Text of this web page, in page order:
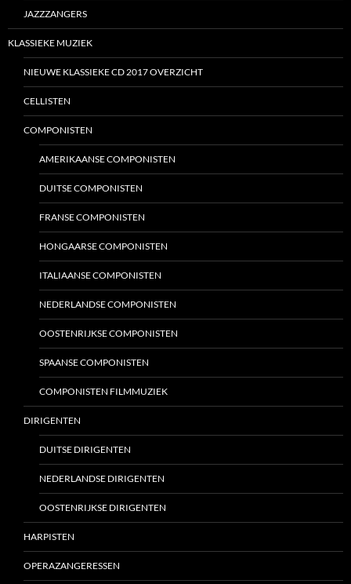
JAZZZANGERS
KLASSIEKE MUZIEK
NIEUWE KLASSIEKE CD 2017 OVERZICHT
CELLISTEN
COMPONISTEN
AMERIKAANSE COMPONISTEN
DUITSE COMPONISTEN
FRANSE COMPONISTEN
HONGAARSE COMPONISTEN
ITALIAANSE COMPONISTEN
NEDERLANDSE COMPONISTEN
OOSTENRIJKSE COMPONISTEN
SPAANSE COMPONISTEN
COMPONISTEN FILMMUZIEK
DIRIGENTEN
DUITSE DIRIGENTEN
NEDERLANDSE DIRIGENTEN
OOSTENRIJKSE DIRIGENTEN
HARPISTEN
OPERAZANGERESSEN